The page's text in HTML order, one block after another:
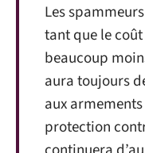
Les
tant que le
beaucoup
aura toujours
aux
protection